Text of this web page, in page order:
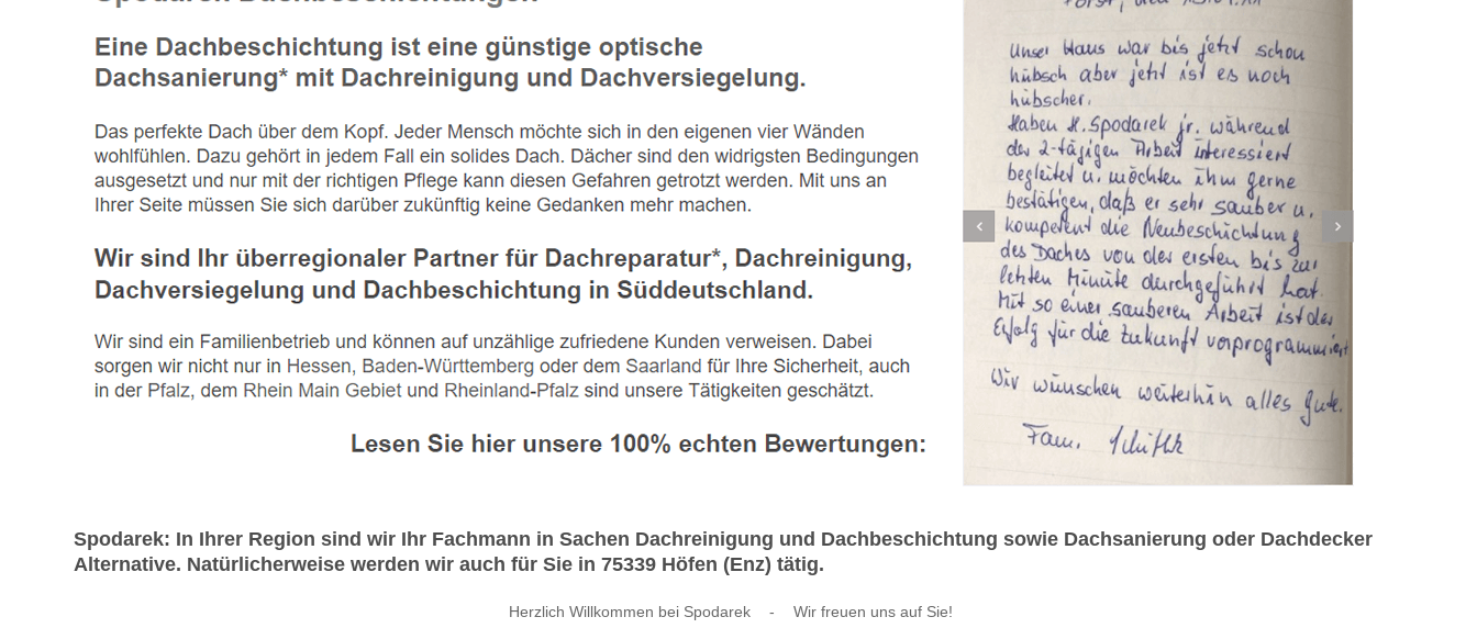
Spodarek: In Ihrer Region sind wir Ihr Fachmann in Sachen Dachreinigung und Dachbeschichtung sowie Dachsanierung oder Dachdecker
Alternative. Natürlicherweise werden wir auch für Sie in 75339 Höfen (Enz) tätig.
Herzlich Willkommen bei Spodarek - Wir freuen uns auf Sie!